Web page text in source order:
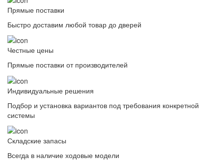
Прямые поставки
Быстро доставим любой товар до дверей
Честные цены
Прямые поставки от производителей
Индивидуальные решения
Подбор и установка вариантов под требования конкретной
системы
Складские запасы
Всегда в наличие ходовые модели